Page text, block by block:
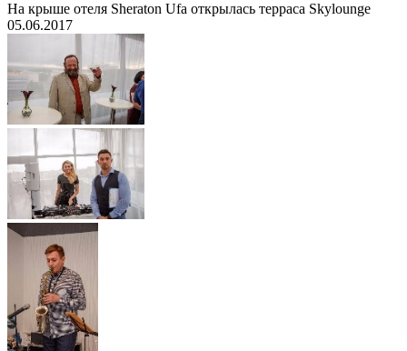
На крыше отеля Sheraton Ufa открылась терраса Skylounge
05.06.2017